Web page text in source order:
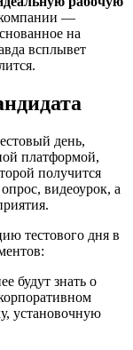
—
на
всплывет
день,
платформой,
получится
видеоурок, а
тестового дня в
будут знать о
установочную